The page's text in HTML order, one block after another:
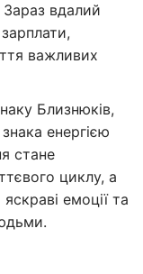
вдалий
важливих
Близнюків,
енергією
стане
циклу, а
емоції та